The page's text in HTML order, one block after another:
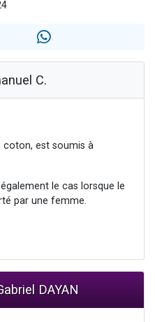
pour étudier en groupe sur Zoom
faire un don pour Diane, 80 ans, dans un appartement insalubre
un don pour Reloger Rivka, 6 enfants, victime de violences...
C.
coton, est soumis à
le cas lorsque le
par une femme.
DAYAN